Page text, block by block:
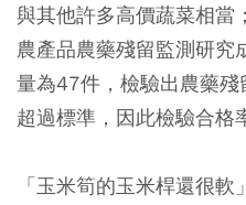
與其他許多高價蔬菜相當
農產品農藥殘留監測研究
量為47件，檢驗出農藥
超過標準，因此檢驗合格
「玉米筍的玉米桿還很